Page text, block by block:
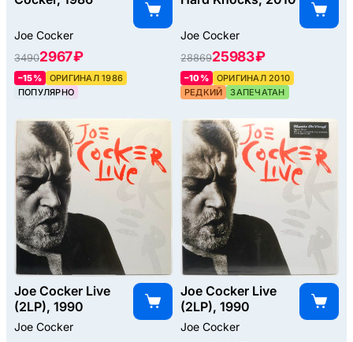
Joe Cocker
34902967 ₽
–15%
ОРИГИНАЛ 1986
ПОПУЛЯРНО
Joe Cocker
2886925983 ₽
–10%
ОРИГИНАЛ 2010
РЕДКИЙ
ЗАПЕЧАТАН
Joe Cocker Live
(2LP), 1990
Joe Cocker
Joe Cocker Live
(2LP), 1990
Joe Cocker